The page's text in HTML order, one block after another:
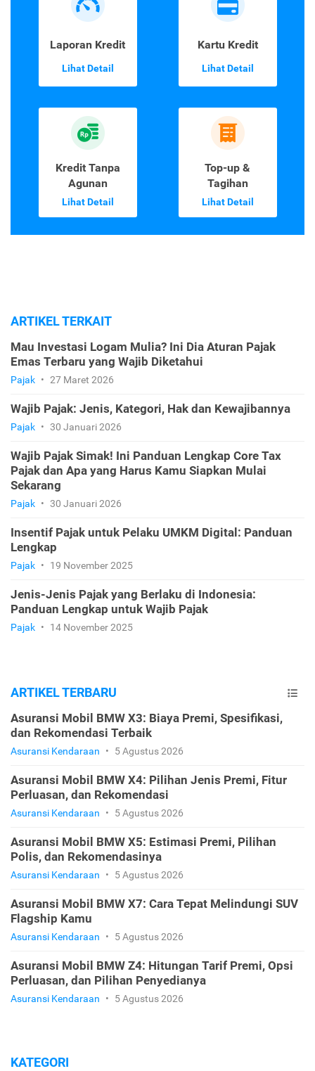
Laporan Kredit
Lihat Detail
Kartu Kredit
Lihat Detail
Kredit Tanpa
Agunan
Lihat Detail
Top-up &
Tagihan
Lihat Detail
ARTIKEL TERKAIT
Mau Investasi Logam Mulia? Ini Dia Aturan Pajak
Emas Terbaru yang Wajib Diketahui
Pajak • 27 Maret 2026
Wajib Pajak: Jenis, Kategori, Hak dan Kewajibannya
Pajak • 30 Januari 2026
Wajib Pajak Simak! Ini Panduan Lengkap Core Tax
Pajak dan Apa yang Harus Kamu Siapkan Mulai
Sekarang
Pajak • 30 Januari 2026
Insentif Pajak untuk Pelaku UMKM Digital: Panduan
Lengkap
Pajak • 19 November 2025
Jenis-Jenis Pajak yang Berlaku di Indonesia:
Panduan Lengkap untuk Wajib Pajak
Pajak • 14 November 2025
ARTIKEL TERBARU
Asuransi Mobil BMW X3: Biaya Premi, Spesifikasi,
dan Rekomendasi Terbaik
Asuransi Kendaraan • 5 Agustus 2026
Asuransi Mobil BMW X4: Pilihan Jenis Premi, Fitur
Perluasan, dan Rekomendasi
Asuransi Kendaraan • 5 Agustus 2026
Asuransi Mobil BMW X5: Estimasi Premi, Pilihan
Polis, dan Rekomendasinya
Asuransi Kendaraan • 5 Agustus 2026
Asuransi Mobil BMW X7: Cara Tepat Melindungi SUV
Flagship Kamu
Asuransi Kendaraan • 5 Agustus 2026
Asuransi Mobil BMW Z4: Hitungan Tarif Premi, Opsi
Perluasan, dan Pilihan Penyedianya
Asuransi Kendaraan • 5 Agustus 2026
KATEGORI